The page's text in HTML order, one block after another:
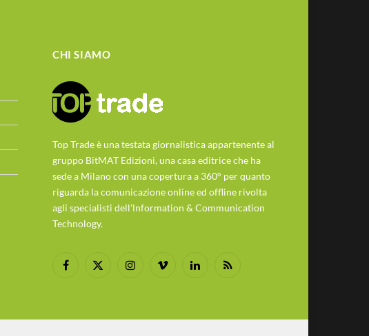
CHI SIAMO
Top Trade è una testata giornalistica appartenente al
gruppo BitMAT Edizioni, una casa editrice che ha
sede a Milano con una copertura a 360° per quanto
riguarda la comunicazione online ed offline rivolta
agli specialisti dell'lnformation & Communication
Technology.
Facebook
X
InstagramVimeo LinkedInRSS